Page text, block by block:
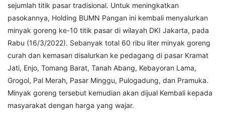
sejumlah titik pasar tradisional. Untuk meningkatkan
pasokannya, Holding BUMN Pangan ini kembali menyalurkan
minyak goreng ke-10 titik pasar di wilayah DKI Jakarta, pada
Rabu (16/3/2022). Sebanyak total 60 ribu liter minyak goreng
curah dan kemasan disalurkan ke pedagang di pasar Kramat
Jati, Enjo, Tomang Barat, Tanah Abang, Kebayoran Lama,
Grogol, Pal Merah, Pasar Minggu, Pulogadung, dan Pramuka.
Minyak goreng tersebut kemudian akan dijual Kembali kepada
masyarakat dengan harga yang wajar.